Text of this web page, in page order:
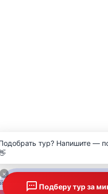
вы соглашаетесь сПодберу тур за
×
тур? Напишите —